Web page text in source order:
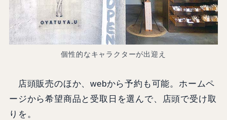
個性的なキャラクターが出迎え
店頭販売のほか、webから予約も可能。ホームペ
ージから希望商品と受取日を選んで、店頭で受け取
りを。